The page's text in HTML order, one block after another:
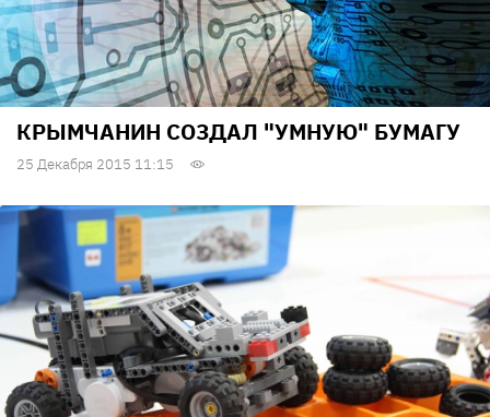
КРЫМЧАНИН СОЗДАЛ "УМНУЮ" БУМАГУ
25 Декабря 2015 11:15